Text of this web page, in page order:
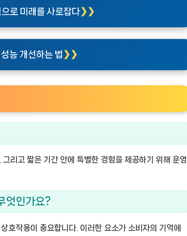
로 미래를 사로잡다
능 개선하는 법
리고 짧은 기간 안에 특별한 경험을 제공하기 위해 운영
엇인가요?
호작용이 중요합니다. 이러한 요소가 소비자의 기억에